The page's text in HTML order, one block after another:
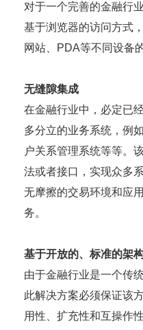
对于一个完善的金融行
基于浏览器的访问方式
网站、PDA等不同设备
无缝隙集成
在金融行业中，必定已
多分立的业务系统，例
户关系管理系统等等。
法或者接口，实现众多
无摩擦的交易环境和应
务。
基于开放的、标准的架
由于金融行业是一个传
此解决方案必须保证该
用性、扩充性和互操作